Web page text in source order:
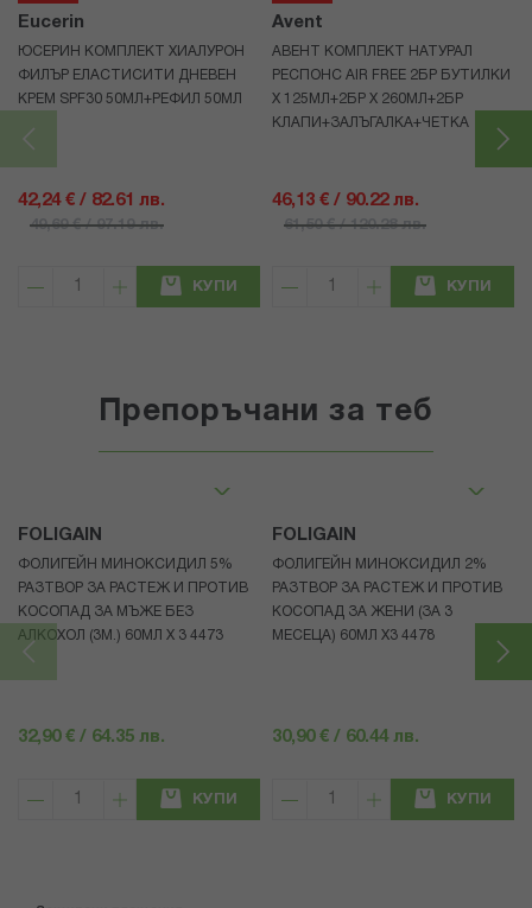
Eucerin
ЮСЕРИН КОМПЛЕКТ ХИАЛУРОН
ФИЛЪР ЕЛАСТИСИТИ ДНЕВЕН
КРЕМ SPF30 50МЛ+РЕФИЛ 50МЛ
42,24 € / 82.61 лв.
49,69 € / 97.19 лв.
КУПИ
Avent
АВЕНТ КОМПЛЕКТ НАТУРАЛ
РЕСПОНС AIR FREE 2БР БУТИЛКИ
Х 125МЛ+2БР Х 260МЛ+2БР
КЛАПИ+ЗАЛЪГАЛКА+ЧЕТКА
46,13 € / 90.22 лв.
61,50 € / 120.28 лв.
КУПИ
Препоръчани за теб
FOLIGAIN
ФОЛИГЕЙН МИНОКСИДИЛ 5%
РАЗТВОР ЗА РАСТЕЖ И ПРОТИВ
КОСОПАД ЗА МЪЖЕ БЕЗ
АЛКОХОЛ (3М.) 60МЛ X 3 4473
32,90 € / 64.35 лв.
КУПИ
FOLIGAIN
ФОЛИГЕЙН МИНОКСИДИЛ 2%
РАЗТВОР ЗА РАСТЕЖ И ПРОТИВ
КОСОПАД ЗА ЖЕНИ (ЗА 3
МЕСЕЦА) 60МЛ X3 4478
30,90 € / 60.44 лв.
КУПИ